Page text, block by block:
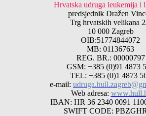
Hrvatska udruga leukemija i
predsjednik Dražen
Trg hrvatskih velikana
10 000 Zagreb
OIB:51774844072
MB: 01136763
REG. BR.: 00000797
GSM: +385 (0)91 4873
TEL: +385 (0)1 4873
e-mail:
Web adresa:
IBAN: HR 36 2340 0091
SWIFT CODE: